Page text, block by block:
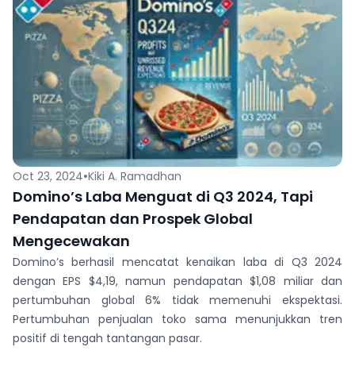
Oct 23, 2024•Kiki A. Ramadhan
Domino’s Laba Menguat di Q3 2024, Tapi
Pendapatan dan Prospek Global
Mengecewakan
Domino’s berhasil mencatat kenaikan laba di Q3 2024
dengan EPS $4,19, namun pendapatan $1,08 miliar dan
pertumbuhan global 6% tidak memenuhi ekspektasi.
Pertumbuhan penjualan toko sama menunjukkan tren
positif di tengah tantangan pasar.